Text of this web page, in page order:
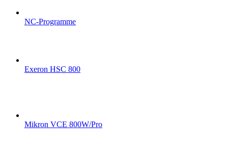
NC-Programme
Exeron HSC 800
Mikron VCE 800W/Pro